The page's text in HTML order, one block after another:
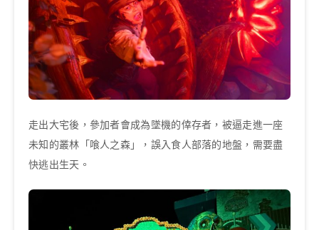
走出大宅後，參加者會成為墜機的倖存者，被逼走進一座
未知的叢林「喰人之森」，誤入食人部落的地盤，需要盡
快逃出生天。